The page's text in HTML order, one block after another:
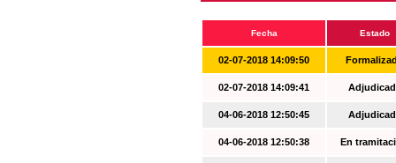
Fecha Estado
02-07-2018 14:09:50
02-07-2018 14:09:41
04-06-2018 12:50:45
04-06-2018 12:50:38 En